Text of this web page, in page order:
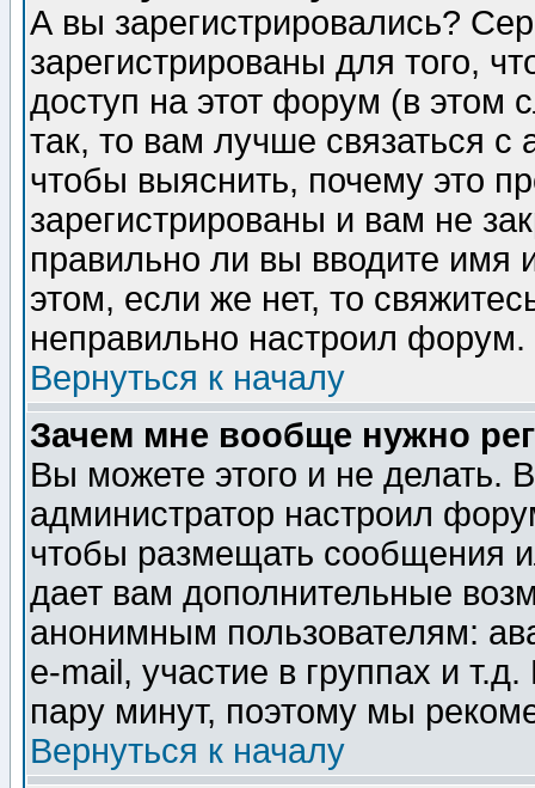
А вы зарегистрировались?
зарегистрированы для того,
доступ на этот форум (в этом
так, то вам лучше связаться
чтобы выяснить, почему это
зарегистрированы и вам не
правильно ли вы вводите
этом, если же нет, то
неправильно настроил форум.
Вернуться к началу
Зачем мне вообще нужно
Вы можете этого и не делать.
администратор настроил
чтобы размещать сообщения
дает вам дополнительные
анонимным пользователям:
e-mail, участие в группах и
пару минут, поэтому мы
Вернуться к началу